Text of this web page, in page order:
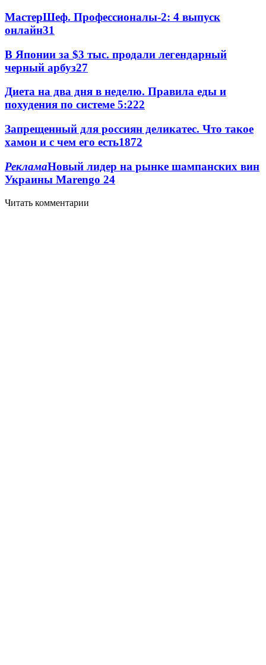
МастерШеф. Профессионалы-2: 4 выпуск
онлайн31
В Японии за $3 тыс. продали легендарный
черный арбуз27
Диета на два дня в неделю. Правила еды и
похудения по системе 5:222
Запрещенный для россиян деликатес. Что такое
хамон и с чем его есть1872
РекламаНовый лидер на рынке шампанских вин
Украины Marengo 24
Читать комментарии